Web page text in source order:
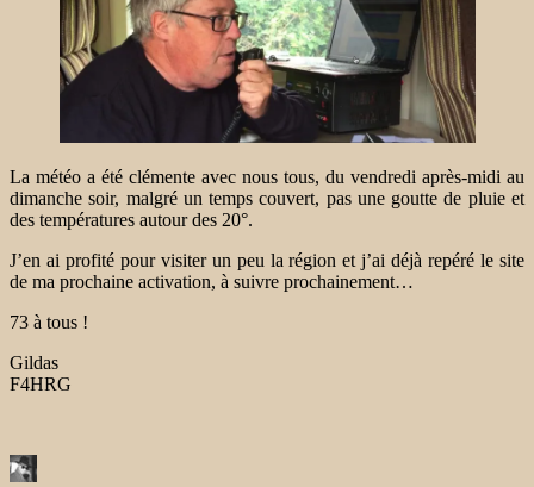
La météo a été clémente avec nous tous, du vendredi après-midi au
dimanche soir, malgré un temps couvert, pas une goutte de pluie et
des températures autour des 20°.
J’en ai profité pour visiter un peu la région et j’ai déjà repéré le site
de ma prochaine activation, à suivre prochainement…
73 à tous !
Gildas
F4HRG